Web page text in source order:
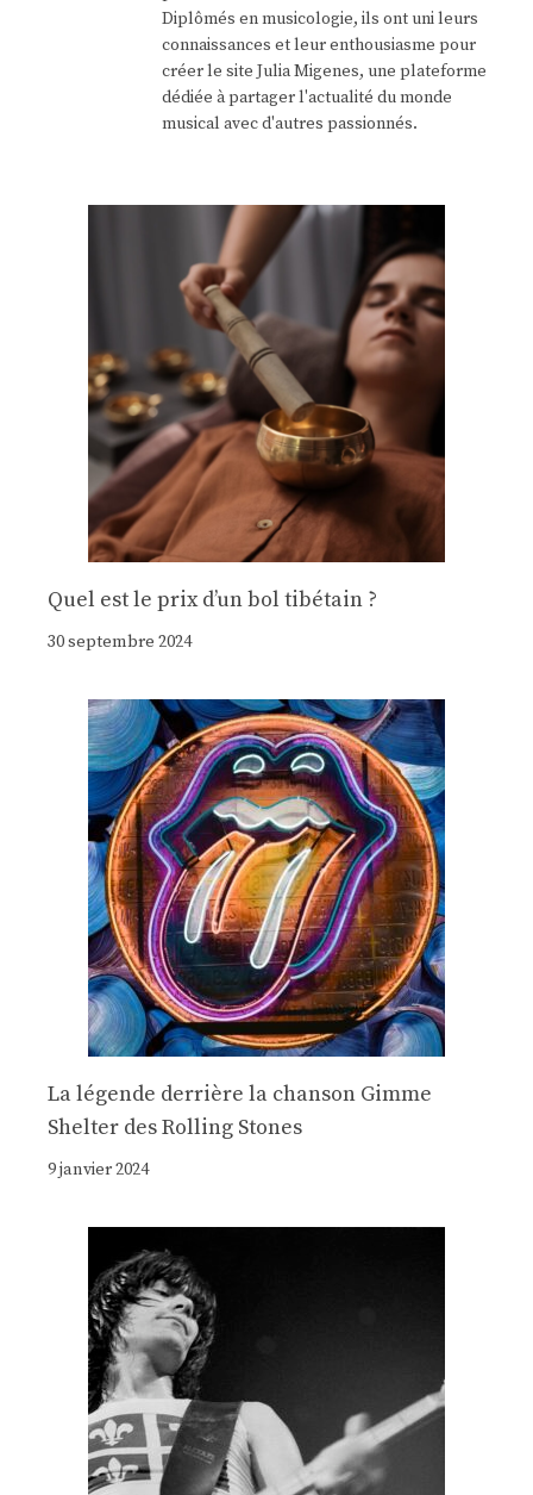
Diplômés en musicologie, ils ont uni leurs
connaissances et leur enthousiasme pour
créer le site Julia Migenes, une plateforme
dédiée à partager l'actualité du monde
musical avec d'autres passionnés.
Quel est le prix d’un bol tibétain ?
30 septembre 2024
La légende derrière la chanson Gimme
Shelter des Rolling Stones
9 janvier 2024